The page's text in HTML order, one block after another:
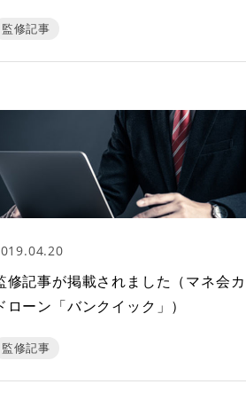
監修記事
修記事が掲載されました（マネ会
ローン「バンクイック」）
監修記事